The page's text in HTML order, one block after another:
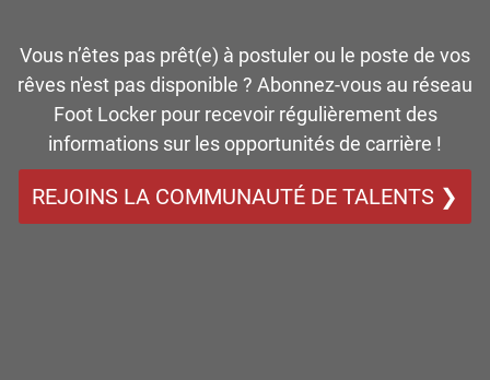
Vous n’êtes pas prêt(e) à postuler ou le poste de vos
rêves n'est pas disponible ? Abonnez-vous au réseau
Foot Locker pour recevoir régulièrement des
informations sur les opportunités de carrière !
REJOINS LA COMMUNAUTÉ DE TALENTS ❯